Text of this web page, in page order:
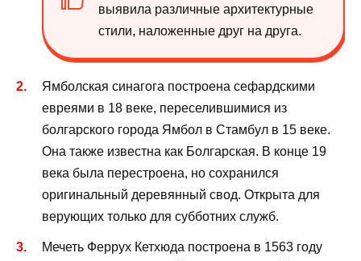
выявила различные архитектурные
стили, наложенные друг на друга.
Ямболская синагога построена сефардскими
евреями в 18 веке, переселившимися из
болгарского города Ямбол в Стамбул в 15 веке.
Она также известна как Болгарская. В конце 19
века была перестроена, но сохранился
оригинальный деревянный свод. Открыта для
верующих только для субботних служб.
Мечеть Феррух Кетхюда построена в 1563 году